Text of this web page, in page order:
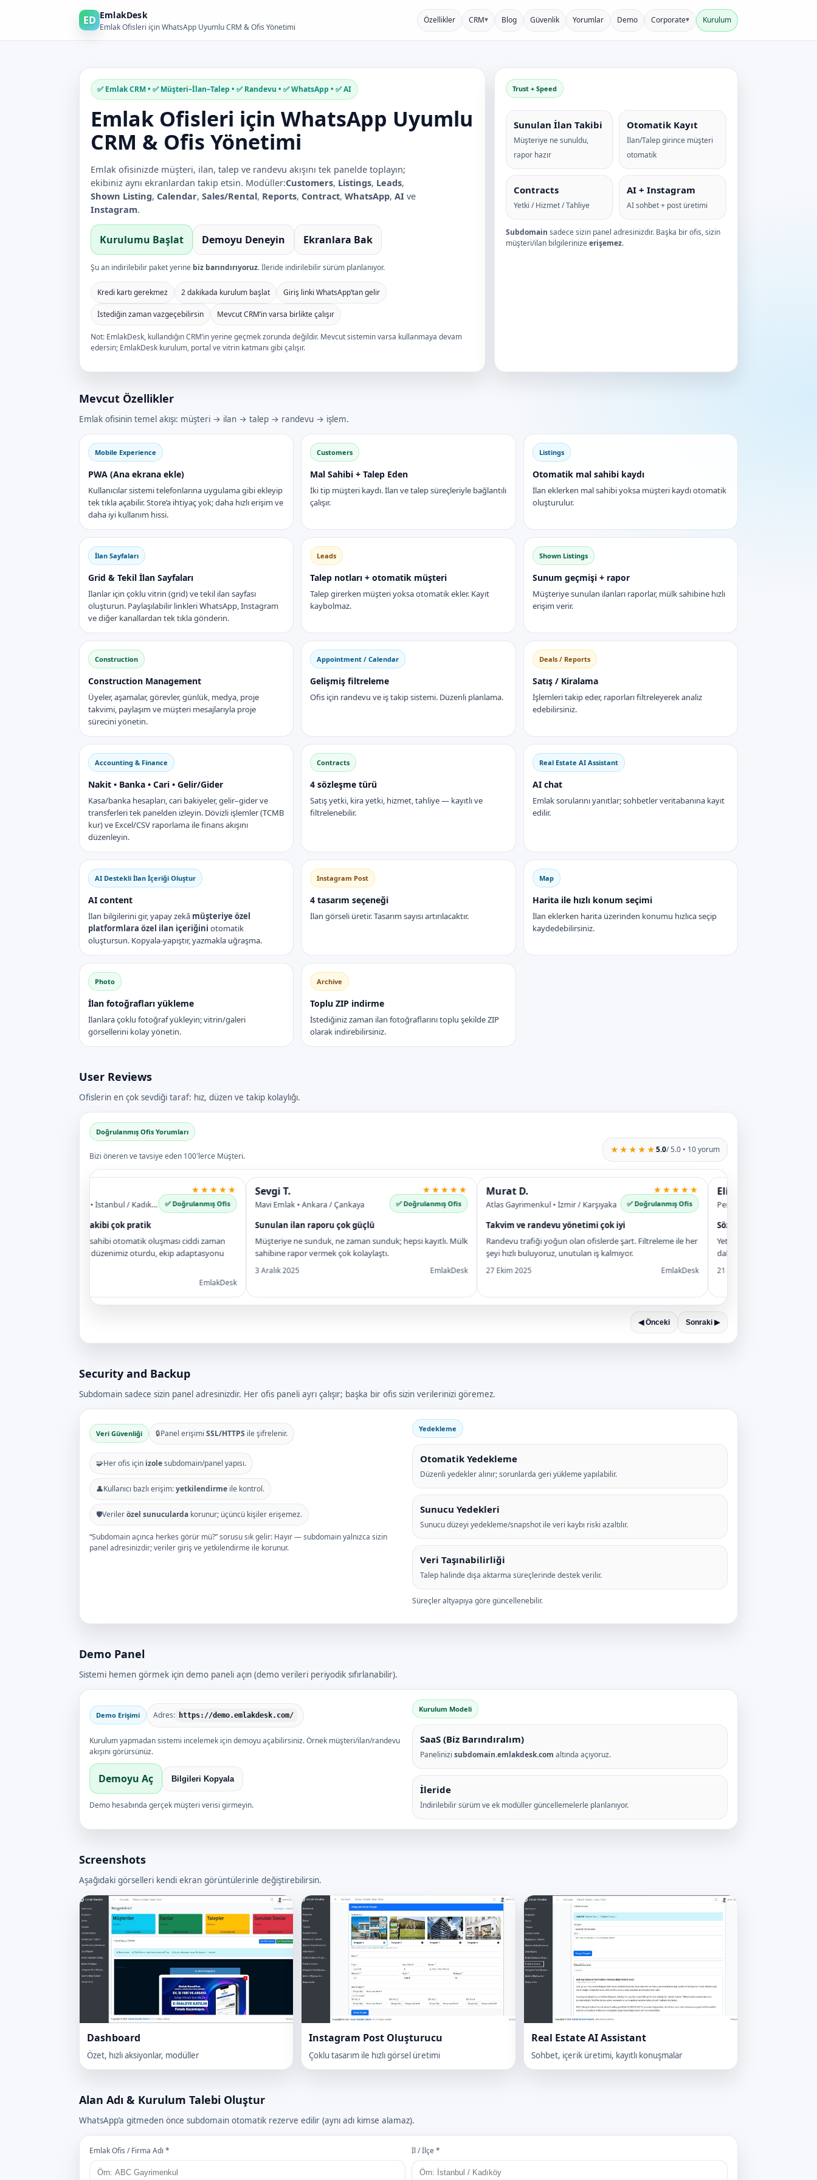
ED EmlakDesk
Emlak Ofisleri için WhatsApp Uyumlu CRM & Ofis Yönetimi
Özellikler CRM▾ Blog Güvenlik Yorumlar Demo Corporate▾ Kurulum
✅ Emlak CRM • ✅ Müşteri–İlan–Talep • ✅ Randevu • ✅ WhatsApp • ✅ AI
Emlak Ofisleri için WhatsApp Uyumlu
CRM & Ofis Yönetimi
Emlak ofisinizde müşteri, ilan, talep ve randevu akışını tek panelde toplayın;
ekibiniz aynı ekranlardan takip etsin. Modüller:Customers, Listings, Leads,
Shown Listing, Calendar, Sales/Rental, Reports, Contract, WhatsApp, AI ve
Instagram.
Kurulumu Başlat Demoyu Deneyin Ekranlara Bak
Şu an indirilebilir paket yerine biz barındırıyoruz. İleride indirilebilir sürüm planlanıyor.
Kredi kartı gerekmez 2 dakikada kurulum başlat Giriş linki WhatsApp’tan gelir
İstediğin zaman vazgeçebilirsin Mevcut CRM’in varsa birlikte çalışır
Not: EmlakDesk, kullandığın CRM’in yerine geçmek zorunda değildir. Mevcut sistemin varsa kullanmaya devam
edersin; EmlakDesk kurulum, portal ve vitrin katmanı gibi çalışır.
Trust + Speed
Sunulan İlan Takibi
Müşteriye ne sunuldu,
rapor hazır
Otomatik Kayıt
İlan/Talep girince müşteri
otomatik
Contracts
Yetki / Hizmet / Tahliye
AI + Instagram
AI sohbet + post üretimi
Subdomain sadece sizin panel adresinizdir. Başka bir ofis, sizin
müşteri/ilan bilgilerinizeerişemez.
Mevcut Özellikler
Emlak ofisinin temel akışı: müşteri → ilan → talep → randevu → işlem.
Mobile Experience
PWA (Ana ekrana ekle)
Kullanıcılar sistemi telefonlarına uygulama gibi ekleyip
tek tıkla açabilir. Store’a ihtiyaç yok; daha hızlı erişim ve
daha iyi kullanım hissi.
Customers
Mal Sahibi + Talep Eden
İki tip müşteri kaydı. İlan ve talep süreçleriyle bağlantılı
çalışır.
Listings
Otomatik mal sahibi kaydı
İlan eklerken mal sahibi yoksa müşteri kaydı otomatik
oluşturulur.
İlan Sayfaları
Grid & Tekil İlan Sayfaları
İlanlar için çoklu vitrin (grid) ve tekil ilan sayfası
oluşturun. Paylaşılabilir linkleri WhatsApp, Instagram
ve diğer kanallardan tek tıkla gönderin.
Leads
Talep notları + otomatik müşteri
Talep girerken müşteri yoksa otomatik ekler. Kayıt
kaybolmaz.
Shown Listings
Sunum geçmişi + rapor
Müşteriye sunulan ilanları raporlar, mülk sahibine hızlı
erişim verir.
Construction
Construction Management
Üyeler, aşamalar, görevler, günlük, medya, proje
takvimi, paylaşım ve müşteri mesajlarıyla proje
sürecini yönetin.
Appointment / Calendar
Gelişmiş filtreleme
Ofis için randevu ve iş takip sistemi. Düzenli planlama.
Deals / Reports
Satış / Kiralama
İşlemleri takip eder, raporları filtreleyerek analiz
edebilirsiniz.
Accounting & Finance
Nakit • Banka • Cari • Gelir/Gider
Kasa/banka hesapları, cari bakiyeler, gelir–gider ve
transferleri tek panelden izleyin. Dövizli işlemler (TCMB
kur) ve Excel/CSV raporlama ile finans akışını
düzenleyin.
Contracts
4 sözleşme türü
Satış yetki, kira yetki, hizmet, tahliye — kayıtlı ve
filtrelenebilir.
Real Estate AI Assistant
AI chat
Emlak sorularını yanıtlar; sohbetler veritabanına kayıt
edilir.
AI Destekli İlan İçeriği Oluştur
AI content
İlan bilgilerini gir, yapay zekâ müşteriye özel
platformlara özel ilan içeriğini otomatik
oluştursun. Kopyala-yapıştır, yazmakla uğraşma.
Instagram Post
4 tasarım seçeneği
İlan görseli üretir. Tasarım sayısı artırılacaktır.
Map
Harita ile hızlı konum seçimi
İlan eklerken harita üzerinden konumu hızlıca seçip
kaydedebilirsiniz.
Photo
İlan fotoğrafları yükleme
İlanlara çoklu fotoğraf yükleyin; vitrin/galeri
görsellerini kolay yönetin.
Archive
Toplu ZIP indirme
İstediğiniz zaman ilan fotoğraflarını toplu şekilde ZIP
olarak indirebilirsiniz.
User Reviews
Ofislerin en çok sevdiği taraf: hız, düzen ve takip kolaylığı.
Doğrulanmış Ofis Yorumları
Bizi öneren ve tavsiye eden 100'lerce Müşteri.
★★★★★5.0/ 5.0 • 10 yorum
Kaya Gayrimenkul • İstanbul / Kadıköy
★★★★★
✅ Doğrulanmış Ofis
İlan ve müşteri takibi çok pratik
İlan ekleyince mal sahibi otomatik oluşması ciddi zaman
kazandırdı. Ofis içi düzenimiz oturdu, ekip adaptasyonu
EmlakDesk
Sevgi T.
Mavi Emlak • Ankara / Çankaya
★★★★★
✅ Doğrulanmış Ofis
Sunulan ilan raporu çok güçlü
Müşteriye ne sunduk, ne zaman sunduk; hepsi kayıtlı. Mülk
sahibine rapor vermek çok kolaylaştı.
3 Aralık 2025 EmlakDesk
Murat D.
Atlas Gayrimenkul • İzmir / Karşıyaka
★★★★★
✅ Doğrulanmış Ofis
Takvim ve randevu yönetimi çok iyi
Randevu trafiği yoğun olan ofislerde şart. Filtreleme ile her
şeyi hızlı buluyoruz, unutulan iş kalmıyor.
27 Ekim 2025 EmlakDesk
Elif S.
Pera Emlak • İstanbul / Şişli
Sözleşme modülü hayat
Yetki/hizmet/tahliye
dakikalar içinde doğru
21 Aralık 2025
◀ Önceki Sonraki ▶
Security and Backup
Subdomain sadece sizin panel adresinizdir. Her ofis paneli ayrı çalışır; başka bir ofis sizin verilerinizi göremez.
Veri Güvenliği 🔒Panel erişimi SSL/HTTPS ile şifrelenir.
🧩Her ofis için izolesubdomain/panel yapısı.
👤Kullanıcı bazlı erişim:yetkilendirme ile kontrol.
🛡️Verilerözel sunucularda korunur; üçüncü kişiler erişemez.
“Subdomain açınca herkes görür mü?” sorusu sık gelir: Hayır — subdomain yalnızca sizin
panel adresinizdir; veriler giriş ve yetkilendirme ile korunur.
Yedekleme
Otomatik Yedekleme
Düzenli yedekler alınır; sorunlarda geri yükleme yapılabilir.
Sunucu Yedekleri
Sunucu düzeyi yedekleme/snapshot ile veri kaybı riski azaltılır.
Veri Taşınabilirliği
Talep halinde dışa aktarma süreçlerinde destek verilir.
Süreçler altyapıya göre güncellenebilir.
Demo Panel
Sistemi hemen görmek için demo paneli açın (demo verileri periyodik sıfırlanabilir).
Demo Erişimi Adres: https://demo.emlakdesk.com/
Kurulum yapmadan sistemi incelemek için demoyu açabilirsiniz. Örnek müşteri/ilan/randevu
akışını görürsünüz.
Demoyu Aç Bilgileri Kopyala
Demo hesabında gerçek müşteri verisi girmeyin.
Kurulum Modeli
SaaS (Biz Barındıralım)
Panelinizi subdomain.emlakdesk.com altında açıyoruz.
İleride
İndirilebilir sürüm ve ek modüller güncellemelerle planlanıyor.
Screenshots
Aşağıdaki görselleri kendi ekran görüntülerinle değiştirebilirsin.
Dashboard
Özet, hızlı aksiyonlar, modüller
Instagram Post Oluşturucu
Çoklu tasarım ile hızlı görsel üretimi
Real Estate AI Assistant
Sohbet, içerik üretimi, kayıtlı konuşmalar
Alan Adı & Kurulum Talebi Oluştur
WhatsApp’a gitmeden önce subdomain otomatik rezerve edilir (aynı adı kimse alamaz).
Emlak Ofis / Firma Adı * İl / İlçe *